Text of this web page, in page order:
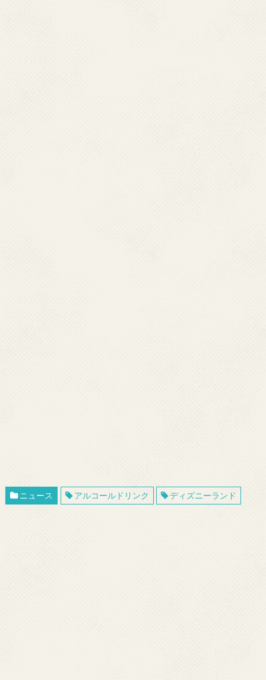
ニュース アルコールドリンク ディズニーランド